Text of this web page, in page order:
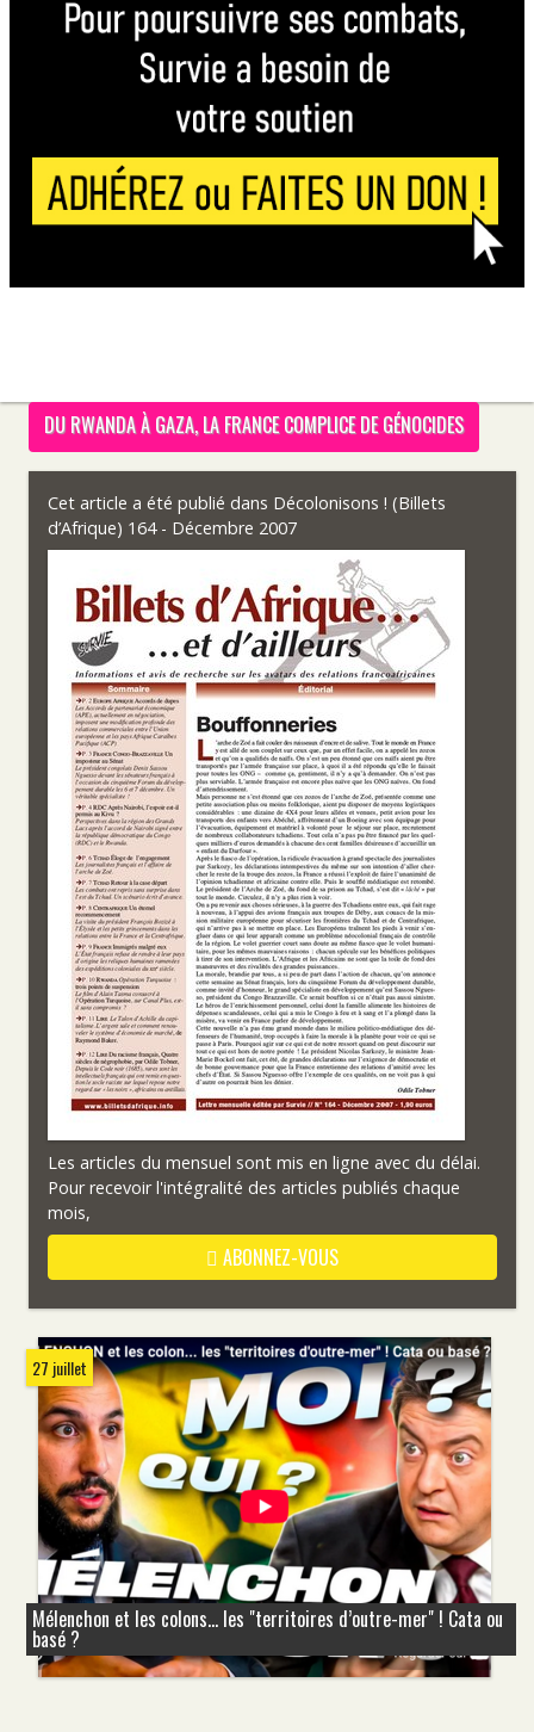
DU RWANDA À GAZA, LA FRANCE COMPLICE DE GÉNOCIDES
Cet article a été publié dans Décolonisons ! (Billets
d’Afrique) 164 - Décembre 2007
Les articles du mensuel sont mis en ligne avec du délai.
Pour recevoir l'intégralité des articles publiés chaque
mois,
ABONNEZ-VOUS
27 juillet
Mélenchon et les colons... les "territoires d’outre-mer" ! Cata ou
basé ?